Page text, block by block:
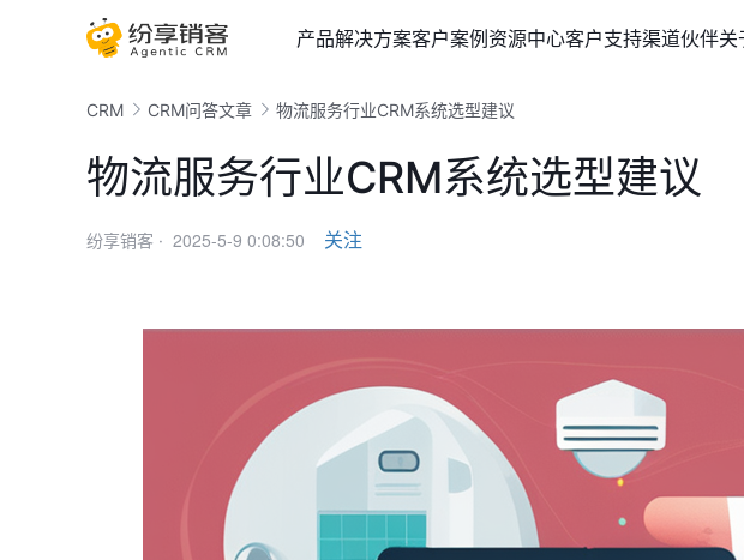
产品解决方案客户案例资源中心客户支持渠道伙伴关
CRM CRM问答文章 物流服务行业CRM系统选型建议
物流服务行业CRM系统选型建议
纷享销客 · 2025-5-9 0:08:50 关注